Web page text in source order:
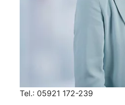
Tel.: 05921 172-239